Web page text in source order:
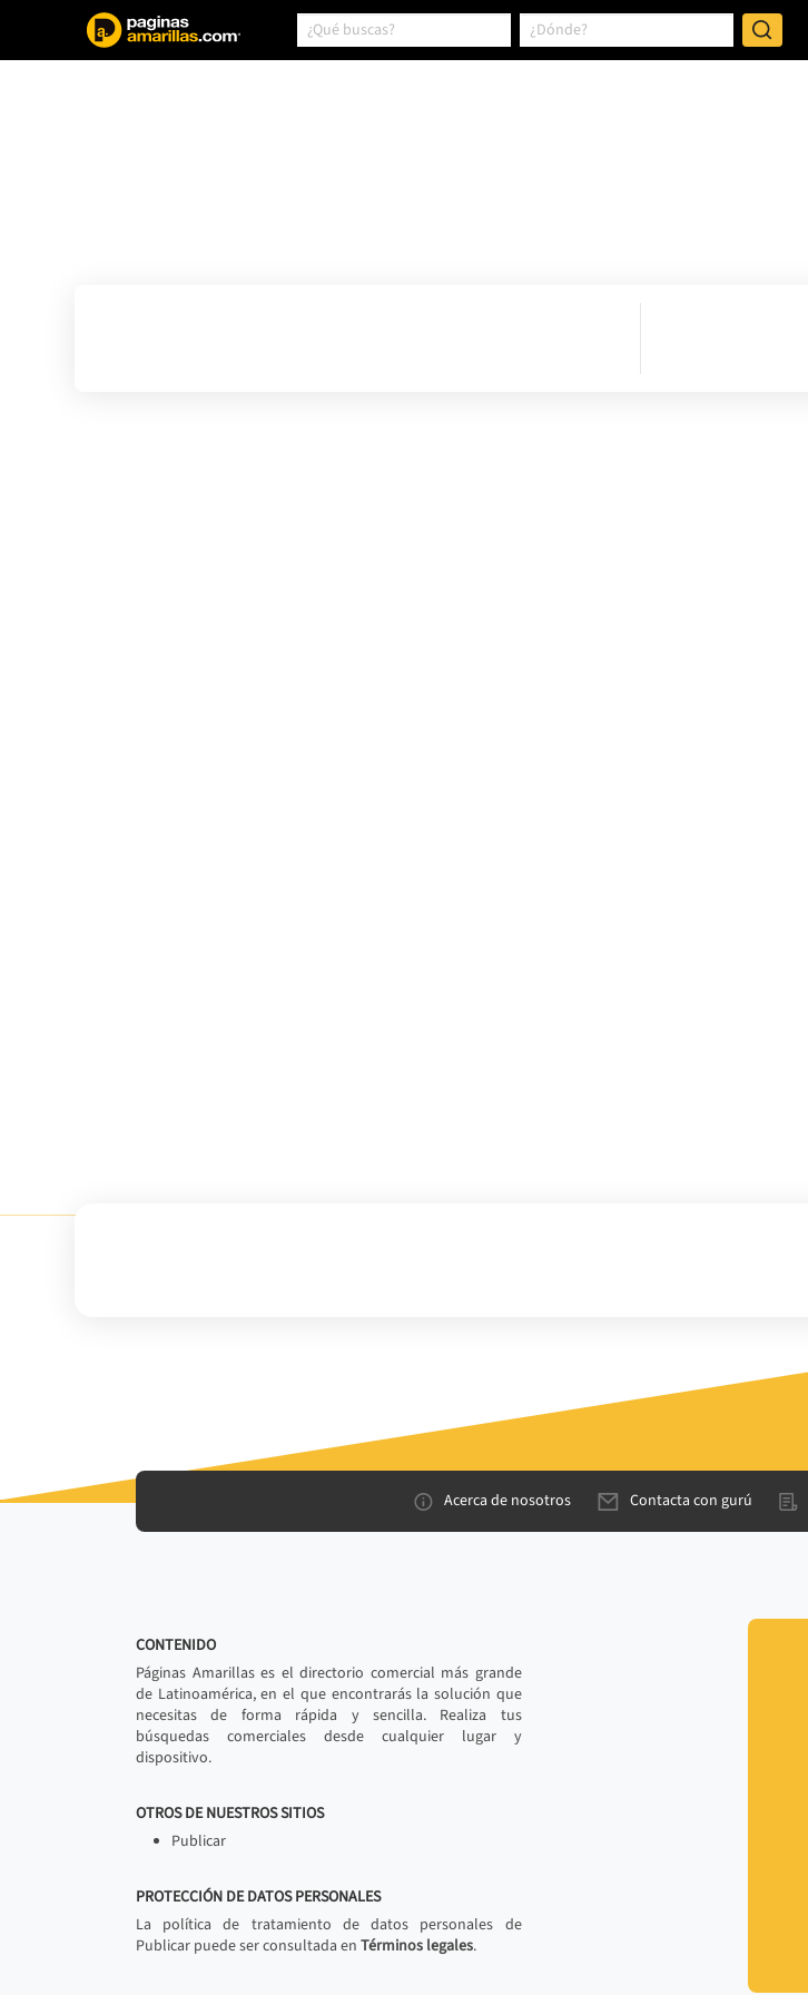
Acerca de nosotros Contacta con gurú
CONTENIDO
Páginas Amarillas es el directorio comercial más grande
de Latinoamérica, en el que encontrarás la solución que
necesitas de forma rápida y sencilla. Realiza tus
búsquedas comerciales desde cualquier lugar y
dispositivo.
OTROS DE NUESTROS SITIOS
Publicar
PROTECCIÓN DE DATOS PERSONALES
La política de tratamiento de datos personales de
Publicar puede ser consultada en Términos legales.